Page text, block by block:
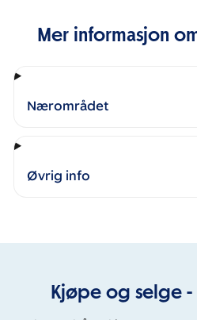
Mer informasjon
Nærområdet
Øvrig info
Kjøpe og selge